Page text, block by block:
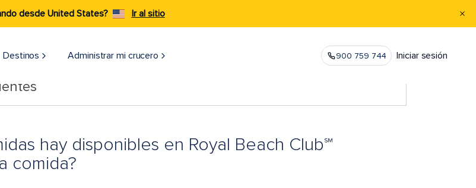
desde United States? Ir al sitio
Destinos Administrar mi crucero 900 759 744 Iniciar sesión
hay disponibles en Royal Beach Club℠
comida?